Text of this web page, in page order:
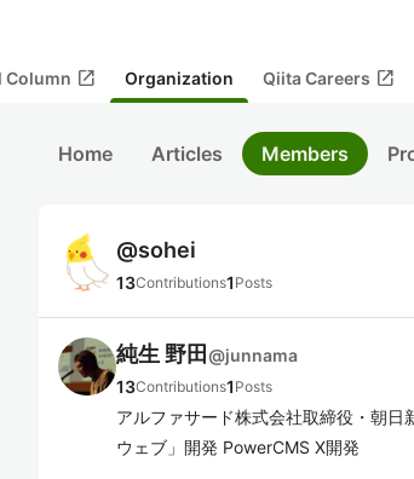
Column open_in_new Organization Qiita Careers open_in_new
Home Articles Members
@sohei
13Contributions1 Posts
純生 野田 @junnama
13Contributions1 Posts
アルファサード株式会社取締役・朝
ウェブ」開発 PowerCMS X開発